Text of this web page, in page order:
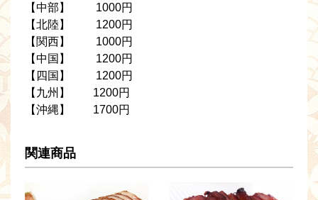
【中部】 1000円
【北陸】 1200円
【関西】 1000円
【中国】 1200円
【四国】 1200円
【九州】 1200円
【沖縄】 1700円
関連商品